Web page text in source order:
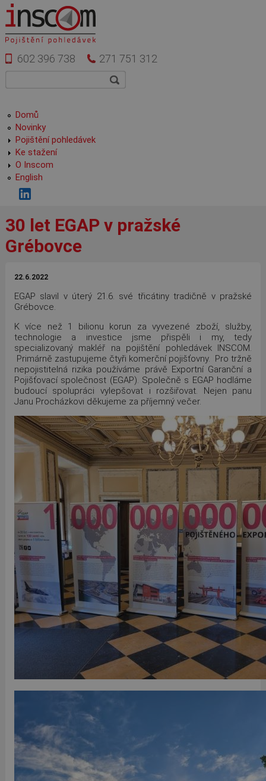
Přejít k hlavnímu obsahu
602 396 738 271 751 312
Hlavní menu
Domů
Novinky
Pojištění pohledávek
Ke stažení
O Inscom
English
30 let EGAP v pražské
Grébovce
22.6.2022
EGAP slavil v úterý 21.6. své třicátiny tradičně v pražské
Grébovce.
K více než 1 bilionu korun za vyvezené zboží, služby,
technologie a investice jsme přispěli i my, tedy
specializovaný makléř na pojištění pohledávek INSCOM.
Primárně zastupujeme čtyři komerční pojišťovny. Pro tržně
nepojistitelná rizika používáme právě Exportní Garanční a
Pojišťovací společnost (EGAP). Společně s EGAP hodláme
budoucí spolupráci vylepšovat i rozšiřovat. Nejen panu
Janu Procházkovi děkujeme za příjemný večer.